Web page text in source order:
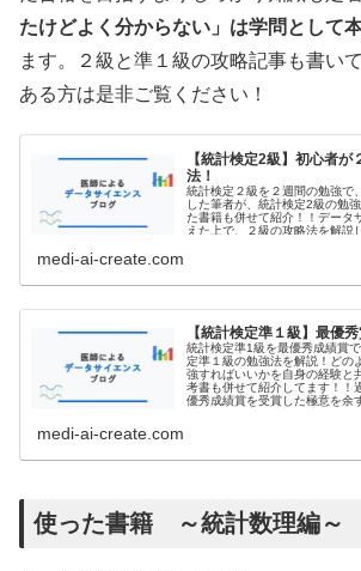
たけどよく分からない」は学問として
ます。２級と準１級の攻略記事も書い
ある方は是非ご覧ください！
【統計検定2級】初心者
法！
統計検定２級を２週間の勉強で
した筆者が、統計検定2級の勉
た書籍も併せて紹介！！データ
えた上で、２級の攻略法を解説
medi-ai-create.com
【統計検定準１級】最優
統計検定準1級を最優秀成績賞
定準１級の勉強法を解説！どの
強すればいいかを自身の経験と
考書も併せて紹介してます！！
優秀成績賞を受賞した極意を余
medi-ai-create.com
使った書籍 ～統計数理編～